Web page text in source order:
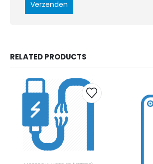
RELATED PRODUCTS